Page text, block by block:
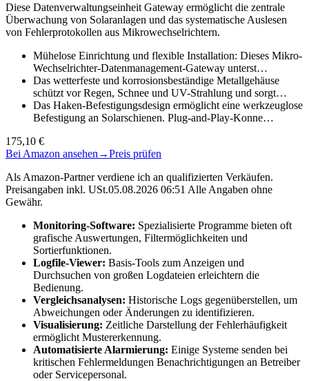
Diese Datenverwaltungseinheit Gateway ermöglicht die zentrale
Überwachung von Solaranlagen und das systematische Auslesen
von Fehlerprotokollen aus Mikrowechselrichtern.
Mühelose Einrichtung und flexible Installation: Dieses Mikro-
Wechselrichter-Datenmanagement-Gateway unterst…
Das wetterfeste und korrosionsbeständige Metallgehäuse
schützt vor Regen, Schnee und UV-Strahlung und sorgt…
Das Haken-Befestigungsdesign ermöglicht eine werkzeuglose
Befestigung an Solarschienen. Plug-and-Play-Konne…
175,10 €
Bei Amazon ansehen →Preis prüfen
Als Amazon-Partner verdiene ich an qualifizierten Verkäufen.
Preisangaben inkl. USt.05.08.2026 06:51 Alle Angaben ohne
Gewähr.
Monitoring-Software: Spezialisierte Programme bieten oft
grafische Auswertungen, Filtermöglichkeiten und
Sortierfunktionen.
Logfile-Viewer: Basis-Tools zum Anzeigen und
Durchsuchen von großen Logdateien erleichtern die
Bedienung.
Vergleichsanalysen: Historische Logs gegenüberstellen, um
Abweichungen oder Änderungen zu identifizieren.
Visualisierung: Zeitliche Darstellung der Fehlerhäufigkeit
ermöglicht Mustererkennung.
Automatisierte Alarmierung: Einige Systeme senden bei
kritischen Fehlermeldungen Benachrichtigungen an Betreiber
oder Servicepersonal.